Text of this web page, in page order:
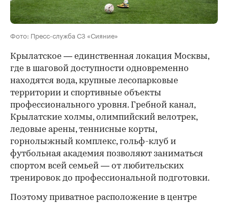
Фото: Пресс-служба СЗ «Сияние»
Крылатское — единственная локация Москвы,
где в шаговой доступности одновременно
находятся вода, крупные лесопарковые
территории и спортивные объекты
профессионального уровня. Гребной канал,
Крылатские холмы, олимпийский велотрек,
ледовые арены, теннисные корты,
горнолыжный комплекс, гольф-клуб и
футбольная академия позволяют заниматься
спортом всей семьей — от любительских
тренировок до профессиональной подготовки.
Поэтому приватное расположение в центре